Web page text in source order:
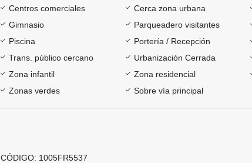
Centros comerciales
Cerca zona urbana
Gimnasio
Parqueadero visitantes
Piscina
Portería / Recepción
Trans. público cercano
Urbanización Cerrada
Zona infantil
Zona residencial
Zonas verdes
Sobre vía principal
CÓDIGO: 1005FR5537